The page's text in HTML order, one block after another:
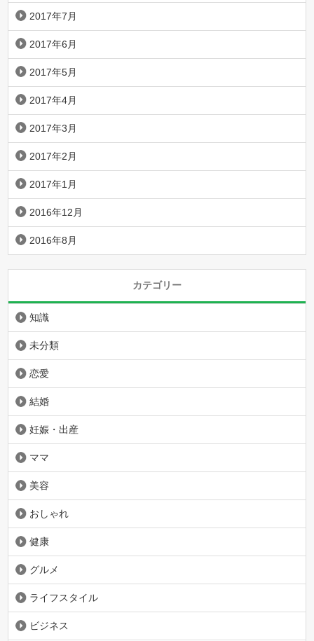
2017年7月
2017年6月
2017年5月
2017年4月
2017年3月
2017年2月
2017年1月
2016年12月
2016年8月
カテゴリー
知識
未分類
恋愛
結婚
妊娠・出産
ママ
美容
おしゃれ
健康
グルメ
ライフスタイル
ビジネス